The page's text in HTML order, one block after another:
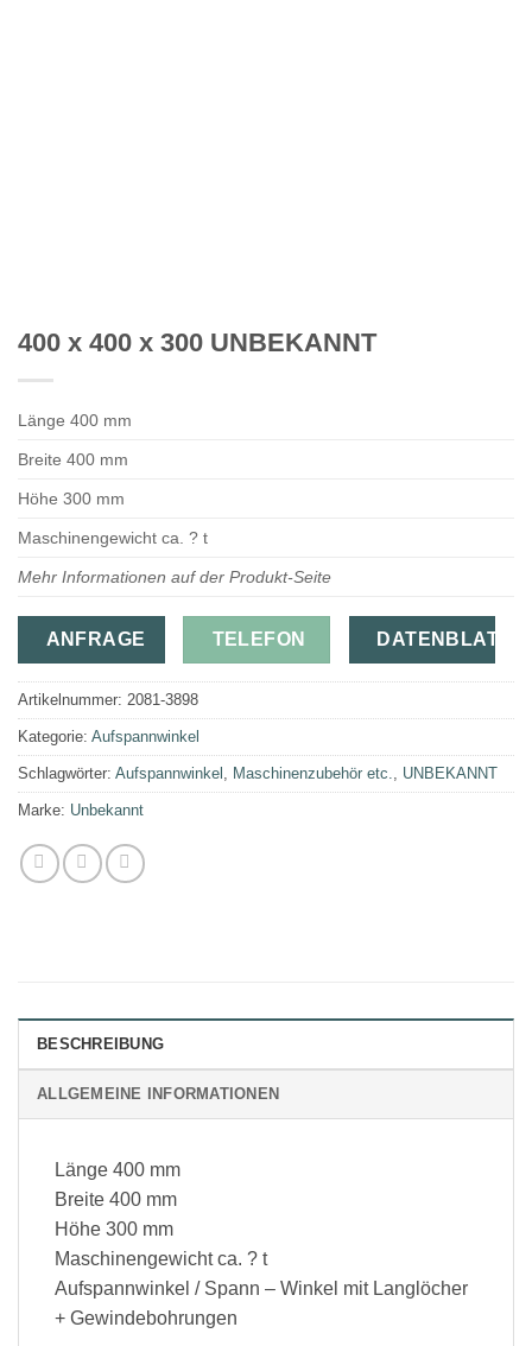
400 x 400 x 300 UNBEKANNT
Länge 400 mm
Breite 400 mm
Höhe 300 mm
Maschinengewicht ca. ? t
Mehr Informationen auf der Produkt-Seite
ANFRAGE TELEFON DATENBLATT
Artikelnummer: 2081-3898
Kategorie: Aufspannwinkel
Schlagwörter: Aufspannwinkel , Maschinenzubehör etc., UNBEKANNT
Marke: Unbekannt
BESCHREIBUNG
ALLGEMEINE INFORMATIONEN
Länge 400 mm
Breite 400 mm
Höhe 300 mm
Maschinengewicht ca. ? t
Aufspannwinkel / Spann – Winkel mit Langlöcher
+ Gewindebohrungen